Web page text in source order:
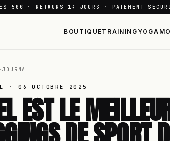
50€ · RETOURS 14 JOURS · PAIEMENT
BOUTIQUETRAINING YOGA
·JOURNAL
·06 OCTOBRE 2025
EST LE